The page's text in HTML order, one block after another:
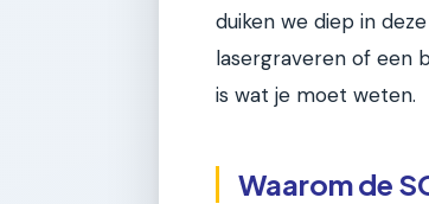
duiken we diep in
lasergraveren of een
is wat je moet weten.
Waarom de